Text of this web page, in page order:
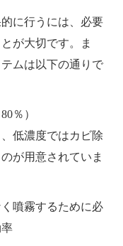
に行うには、必要
が大切です。ま
ムは以下の通りで
％）
低濃度ではカビ除
が用意されていま
噴霧するために必